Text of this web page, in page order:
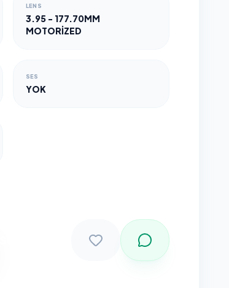
LENS
3.95 - 177.70MM
MOTORIZED
SES
YOK